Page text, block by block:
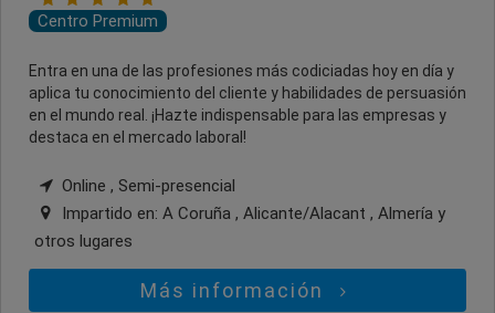
Centro Premium
Entra en una de las profesiones más codiciadas hoy en día y
aplica tu conocimiento del cliente y habilidades de persuasión
en el mundo real. ¡Hazte indispensable para las empresas y
destaca en el mercado laboral!
Online , Semi-presencial
Impartido en: A Coruña , Alicante/Alacant , Almería y
otros lugares
Más información